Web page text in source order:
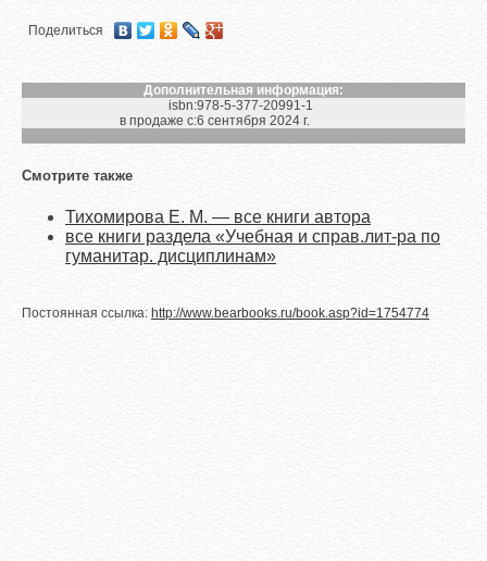
Поделиться
Дополнительная информация:
isbn:978-5-377-20991-1
в продаже с:6 сентября 2024 г.
Смотрите также
Тихомирова Е. М. — все книги автора
все книги раздела «Учебная и справ.лит-ра по
гуманитар. дисциплинам»
Постоянная ссылка: http://www.bearbooks.ru/book.asp?id=1754774